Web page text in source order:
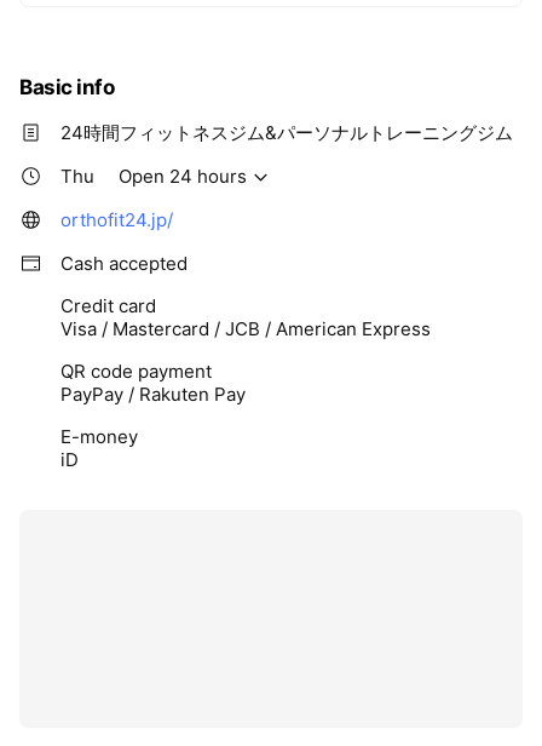
Basic info
24時間フィットネスジム&パーソナルトレーニングジム
Thu
Open 24 hours
orthofit24.jp/
Cash accepted
Credit card
Visa / Mastercard / JCB / American Express
QR code payment
PayPay / Rakuten Pay
E-money
iD